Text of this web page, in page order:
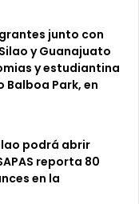
junto con
y Guanajuato
y estudiantina
Balboa Park, en
podrá abrir
reporta 80
en la